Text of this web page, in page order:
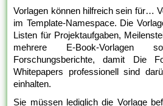
Vorlagen können hilfreich sein für…
im Template-Namespace. Die
Listen für Projektaufgaben,
mehrere E-Book-Vorlagen
Forschungsberichte, damit Die
Whitepapers professionell sind
einhalten.
Sie müssen lediglich die Vorlage